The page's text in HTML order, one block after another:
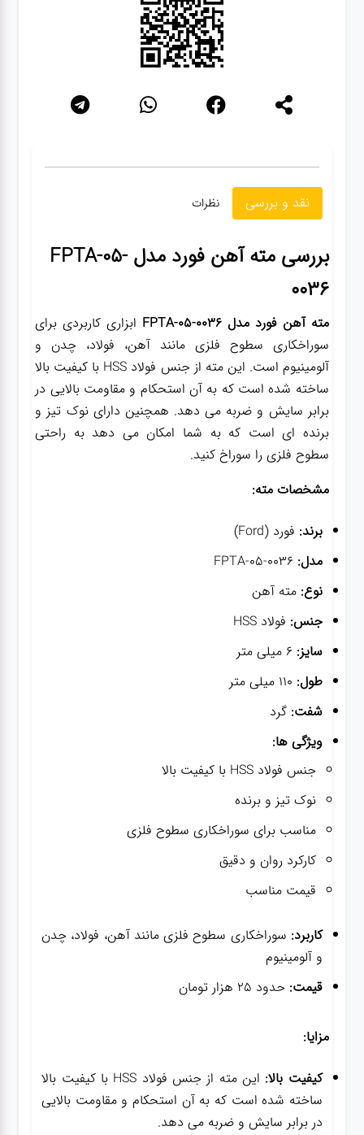
نقد و بررسی نظرات
بررسی مته آهن فورد مدل FPTA-05-
0036
مته آهن فورد مدل FPTA-05-0036
ابزاری کاربردی برای
سوراخکاری سطوح فلزی مانند آهن، فولاد، چدن و
آلومینیوم است. این مته از جنس فولاد HSS با کیفیت بالا
ساخته شده است که به آن استحکام و مقاومت بالایی در
برابر سایش و ضربه می دهد. همچنین دارای نوک تیز و
برنده ای است که به شما امکان می دهد به راحتی
سطوح فلزی را سوراخ کنید.
مشخصات مته:
برند: فورد (Ford)
مدل:
نوع: مته آهن
جنس: فولاد HSS
سایز:
طول:
شفت: گرد
ویژگی ها:
جنس فولاد HSS با کیفیت بالا
نوک تیز و برنده
مناسب برای سوراخکاری سطوح فلزی
کارکرد روان و دقیق
قیمت مناسب
کاربرد: سوراخکاری سطوح فلزی مانند آهن، فولاد، چدن
و آلومینیوم
قیمت: حدود 25 هزار تومان
مزایا:
کیفیت بالا:
این مته از جنس فولاد HSS با کیفیت بالا
ساخته شده است که به آن استحکام و مقاومت بالایی
در برابر سایش و ضربه می دهد.